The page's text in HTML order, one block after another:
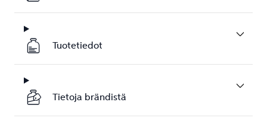
Tuotetiedot
Tietoja brändistä